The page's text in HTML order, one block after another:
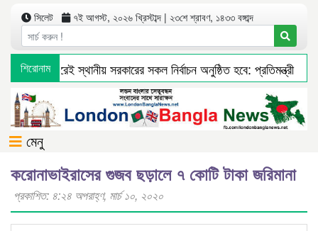
সিলেট ৭ই আগস্ট, ২০২৬ খ্রিস্টাব্দ | ২৩শে শ্রাবণ, ১৪৩৩ বঙ্গাব্দ
শিরোনাম
চলতি অর্থবছরেই স্থানীয় সরকারের সকল নির্বাচন অনুষ্ঠিত হবে: প্রতিমন্ত্রী
মেনু
করোনাভাইরাসের গুজব ছড়ালে ৭ কোটি টাকা জরিমানা
প্রকাশিত: ৪:২৪ অপরাহ্ণ, মার্চ ১০, ২০২০